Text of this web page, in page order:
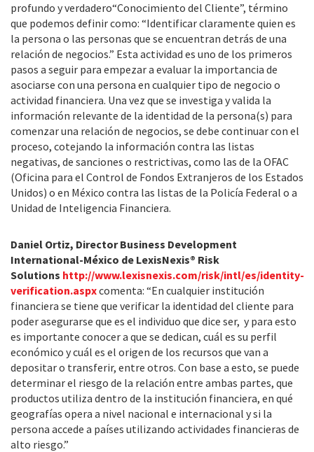
profundo y verdadero“Conocimiento del Cliente”, término
que podemos definir como: “Identificar claramente quien es
la persona o las personas que se encuentran detrás de una
relación de negocios.” Esta actividad es uno de los primeros
pasos a seguir para empezar a evaluar la importancia de
asociarse con una persona en cualquier tipo de negocio o
actividad financiera. Una vez que se investiga y valida la
información relevante de la identidad de la persona(s) para
comenzar una relación de negocios, se debe continuar con el
proceso, cotejando la información contra las listas
negativas, de sanciones o restrictivas, como las de la OFAC
(Oficina para el Control de Fondos Extranjeros de los Estados
Unidos) o en México contra las listas de la Policía Federal o a
Unidad de Inteligencia Financiera.
Daniel Ortiz, Director Business Development
International-México de LexisNexis® Risk
Solutions http://www.lexisnexis.com/risk/intl/es/identity-
verification.aspxcomenta: “En cualquier institución
financiera se tiene que verificar la identidad del cliente para
poder asegurarse que es el individuo que dice ser, y para esto
es importante conocer a que se dedican, cuál es su perfil
económico y cuál es el origen de los recursos que van a
depositar o transferir, entre otros. Con base a esto, se puede
determinar el riesgo de la relación entre ambas partes, que
productos utiliza dentro de la institución financiera, en qué
geografías opera a nivel nacional e internacional y si la
persona accede a países utilizando actividades financieras de
alto riesgo.”